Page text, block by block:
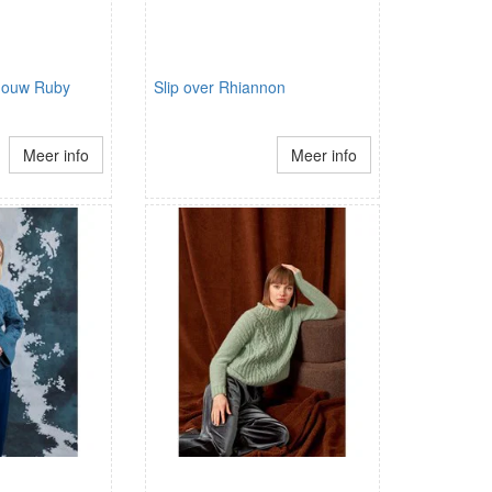
Ruby
Meer info
Slip over Rhiannon
Meer info